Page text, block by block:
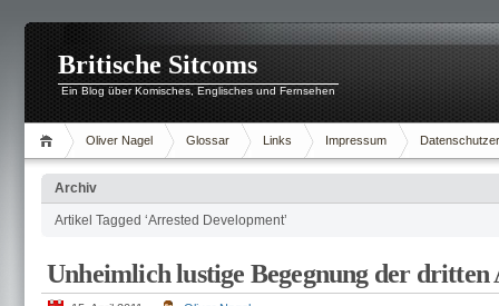
Britische Sitcoms
Ein Blog über Komisches, Englisches und Fernsehen
Oliver Nagel Glossar Links Impressum
Archiv
Artikel Tagged ‘Arrested Development’
Unheimlich lustige Begegnung der dritten